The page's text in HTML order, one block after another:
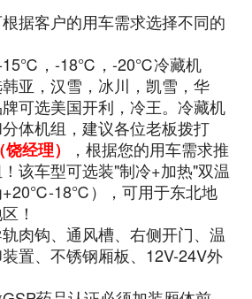
据客户的用车需求选择不同的
，-18℃，-20℃冷藏机
亚，汉雪，冰川，凯雪，华
可选美国开利，冷王。冷藏机
体机组，建议各位老板拨打
经理）
，根据您的用车需求推
该车型可选装"制冷+加热"双温
+20℃-18℃），可用于东北地
！
肉钩、通风槽、右侧开门、温
置、不锈钢厢板、12V-24V外